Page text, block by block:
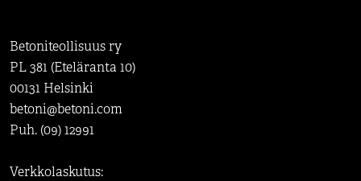
Betoniteollisuus ry
PL 381 (Eteläranta 10)
00131 Helsinki
betoni@betoni.com
Puh. (09) 12991
Verkkolaskutus: